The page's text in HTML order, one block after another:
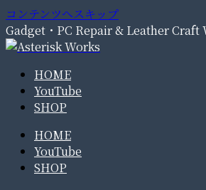
コンテンツへスキップ
Gadget・PC Repair & Leather Craft
HOME
YouTube
SHOP
HOME
YouTube
SHOP